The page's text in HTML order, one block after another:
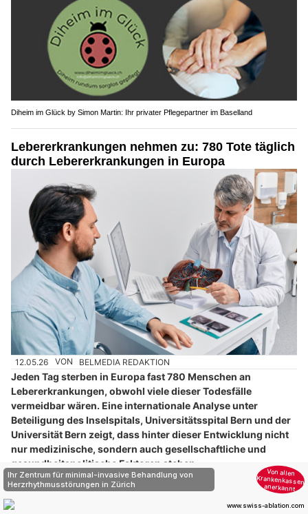
Diheim im Glück by Simon Martin: Ihr privater Pflegepartner im Baselland
Lebererkrankungen nehmen zu: 780 Tote täglich
durch Lebererkrankungen in Europa
12.05.26 VON BELMEDIA REDAKTION
Jeden Tag sterben in Europa fast 780 Menschen an
Lebererkrankungen, obwohl viele dieser Todesfälle
vermeidbar wären. Eine internationale Analyse unter
Beteiligung des Inselspitals, Universitätsspital Bern und der
Universität Bern zeigt, dass hinter dieser Entwicklung nicht
nur medizinische, sondern auch gesellschaftliche und
gesundheitspolitische Faktoren stehen.
Lebererkrankungen entwickeln sich zunehmend zu einem der
grössten Gesundheitsprobleme Europas. Laut der aktuellen